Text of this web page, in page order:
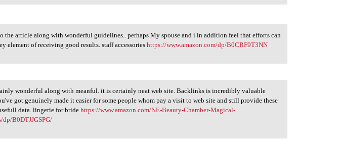
to the article along
the article along with wonderful guidelines.. perhaps My spouse and i in addition feel that efforts can
element of receiving good results. staff accessorieshttps://www.amazon.com/dp/B0CRF9T3NN
wonderful
wonderful along with meanful. it is certainly neat web site. Backlinks is incredibly valuable
got genuinely made it easier for some people whom pay a visit to web site and still provide these
data. lingerie for bridehttps://www.amazon.com/NE-Beauty-Chamber-Magical-
dp/B0DTJJGSPG/